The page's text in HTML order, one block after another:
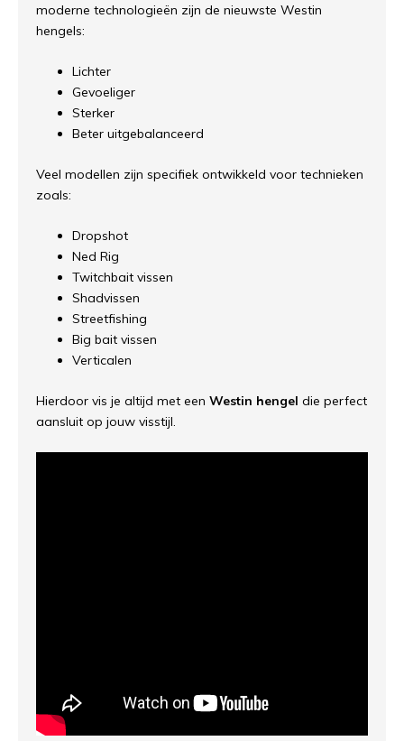
moderne technologieën zijn de nieuwste Westin
hengels:
Lichter
Gevoeliger
Sterker
Beter uitgebalanceerd
Veel modellen zijn specifiek ontwikkeld voor technieken
zoals:
Dropshot
Ned Rig
Twitchbait vissen
Shadvissen
Streetfishing
Big bait vissen
Verticalen
Hierdoor vis je altijd met een Westin hengel die perfect
aansluit op jouw visstijl.